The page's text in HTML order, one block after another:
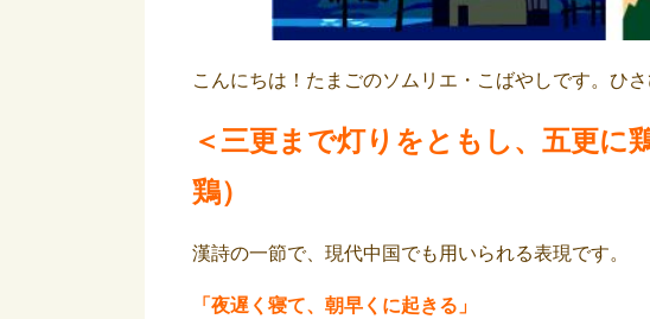
こんにちは！たまごのソムリエ・こばやしです。ひ
＜三更まで灯りをともし、五更に
鶏）
漢詩の一節で、現代中国でも用いられる表現です。
「 夜遅く寝て、 朝早くに起きる」